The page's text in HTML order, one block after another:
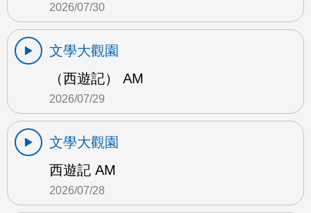
2026/07/30
文學大觀園
（西遊記） AM
2026/07/29
文學大觀園
西遊記 AM
2026/07/28